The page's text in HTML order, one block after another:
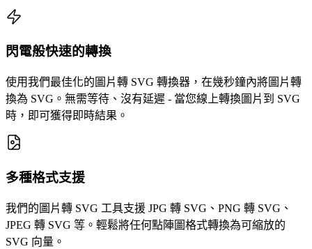
閃電般快速的轉換
使用我們最佳化的圖片轉 SVG 轉換器，在幾秒鐘內將圖片轉
換為 SVG。無需等待、沒有延遲 - 當您線上轉換圖片到 SVG
時，即可獲得即時結果。
多種格式支援
我們的圖片轉 SVG 工具支援 JPG 轉 SVG、PNG 轉 SVG、
JPEG 轉 SVG 等。輕鬆將任何點陣圖格式轉換為可縮放的
SVG 向量。